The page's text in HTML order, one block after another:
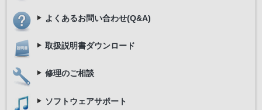
よくあるお問い合わせ(Q&A)
取扱説明書ダウンロード
修理のご相談
ソフトウェアサポート